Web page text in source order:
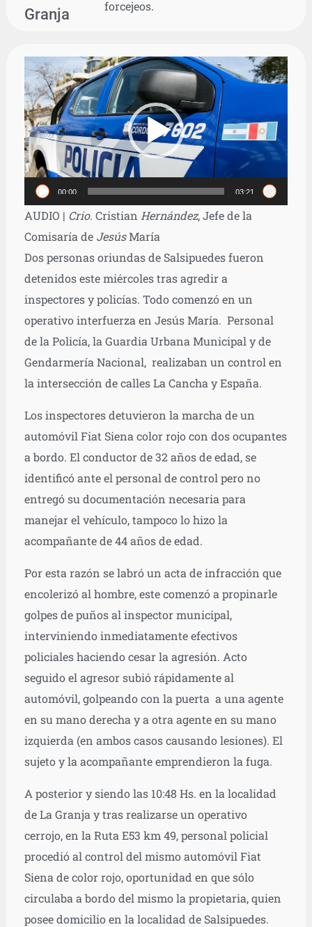
Granja
forcejeos.
Reproductor
de
vídeo
00:00 03:21
AUDIO | Crio. Cristian Hernández, Jefe de la
Comisaría de JesúsMaría
Dos personas oriundas de Salsipuedes fueron
detenidos este miércoles tras agredir a
inspectores y policías. Todo comenzó en un
operativo interfuerza en Jesús María. Personal
de la Policía, la Guardia Urbana Municipal y de
Gendarmería Nacional, realizaban un control en
la intersección de calles La Cancha y España.
Los inspectores detuvieron la marcha de un
automóvil Fiat Siena color rojo con dos ocupantes
a bordo. El conductor de 32 años de edad, se
identificó ante el personal de control pero no
entregó su documentación necesaria para
manejar el vehículo, tampoco lo hizo la
acompañante de 44 años de edad.
Por esta razón se labró un acta de infracción que
encolerizó al hombre, este comenzó a propinarle
golpes de puños al inspector municipal,
interviniendo inmediatamente efectivos
policiales haciendo cesar la agresión. Acto
seguido el agresor subió rápidamente al
automóvil, golpeando con la puerta a una agente
en su mano derecha y a otra agente en su mano
izquierda (en ambos casos causando lesiones). El
sujeto y la acompañante emprendieron la fuga.
A posterior y siendo las 10:48 Hs. en la localidad
de La Granja y tras realizarse un operativo
cerrojo, en la Ruta E53 km 49, personal policial
procedió al control del mismo automóvil Fiat
Siena de color rojo, oportunidad en que sólo
circulaba a bordo del mismo la propietaria, quien
posee domicilio en la localidad de Salsipuedes.